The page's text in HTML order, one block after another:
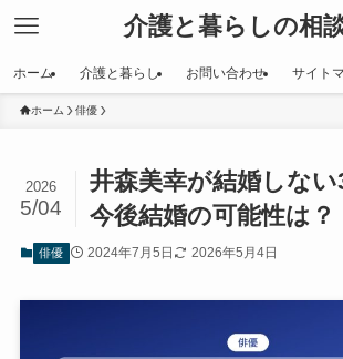
介護と暮らしの相
ホーム 介護と暮らし お問い合わせ サイト
ホーム 俳優
井森美幸が結婚しない
今後結婚の可能性は？
2026
5/04
俳優 2024年7月5日 2026年5月4日